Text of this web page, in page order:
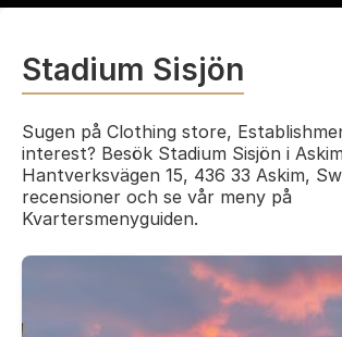
Stadium Sisjön
Sugen på Clothing store,
interest? Besök Stadium Sisjön i
Hantverksvägen 15, 436 33 Askim,
recensioner och se vår meny på
Kvartersmenyguiden.